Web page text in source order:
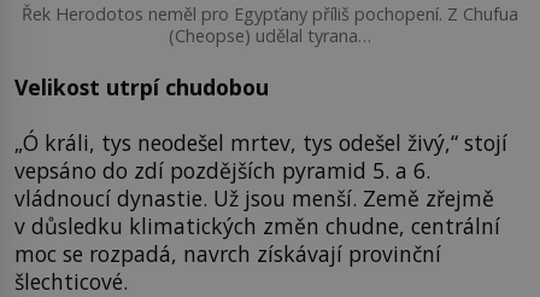
Řek Herodotos neměl pro Egypťany příliš pochopení. Z Chufua
(Cheopse) udělal tyrana…
Velikost utrpí chudobou
„Ó králi, tys neodešel mrtev, tys odešel živý,“ stojí
vepsáno do zdí pozdějších pyramid 5. a 6.
vládnoucí dynastie. Už jsou menší. Země zřejmě
v důsledku klimatických změn chudne, centrální
moc se rozpadá, navrch získávají provinční
šlechticové.